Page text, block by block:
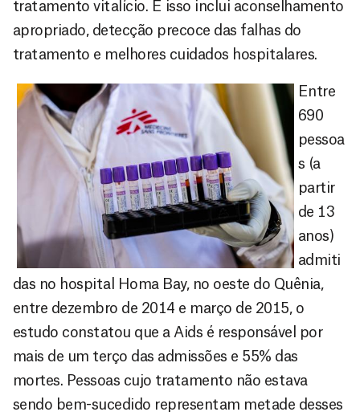
tratamento vitalício. E isso inclui aconselhamento
apropriado, detecção precoce das falhas do
tratamento e melhores cuidados hospitalares.
Entre
690
pessoa
s (a
partir
de 13
anos)
admiti
das no hospital Homa Bay, no oeste do Quênia,
entre dezembro de 2014 e março de 2015, o
estudo constatou que a Aids é responsável por
mais de um terço das admissões e 55% das
mortes. Pessoas cujo tratamento não estava
sendo bem-sucedido representam metade desses